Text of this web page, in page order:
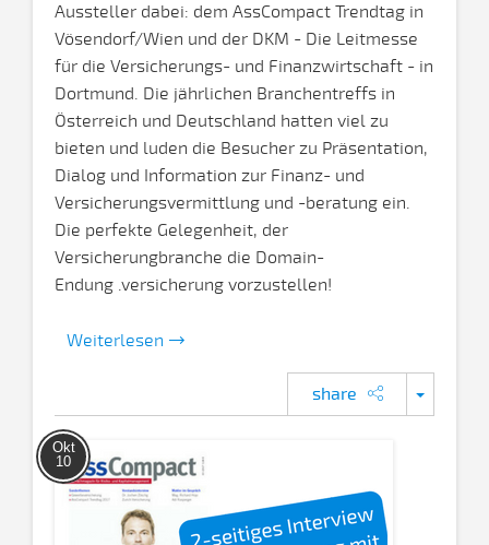
Aussteller dabei: dem AssCompact Trendtag in
Vösendorf/Wien und der DKM - Die Leitmesse
für die Versicherungs- und Finanzwirtschaft - in
Dortmund. Die jährlichen Branchentreffs in
Österreich und Deutschland hatten viel zu
bieten und luden die Besucher zu Präsentation,
Dialog und Information zur Finanz- und
Versicherungsvermittlung und -beratung ein.
Die perfekte Gelegenheit, der
Versicherungbranche die Domain-
Endung .versicherung vorzustellen!
Weiterlesen
share
Okt
10